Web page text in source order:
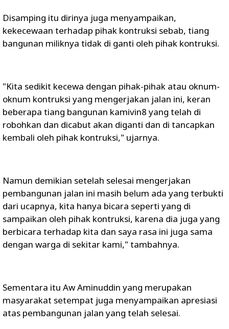
Disamping itu dirinya juga menyampaikan,
kekecewaan terhadap pihak kontruksi sebab, tiang
bangunan miliknya tidak di ganti oleh pihak kontruksi.
"Kita sedikit kecewa dengan pihak-pihak atau oknum-
oknum kontruksi yang mengerjakan jalan ini, keran
beberapa tiang bangunan kamivin8 yang telah di
robohkan dan dicabut akan diganti dan di tancapkan
kembali oleh pihak kontruksi," ujarnya.
Namun demikian setelah selesai mengerjakan
pembangunan jalan ini masih belum ada yang terbukti
dari ucapnya, kita hanya bicara seperti yang di
sampaikan oleh pihak kontruksi, karena dia juga yang
berbicara terhadap kita dan saya rasa ini juga sama
dengan warga di sekitar kami," tambahnya.
Sementara itu Aw Aminuddin yang merupakan
masyarakat setempat juga menyampaikan apresiasi
atas pembangunan jalan yang telah selesai.